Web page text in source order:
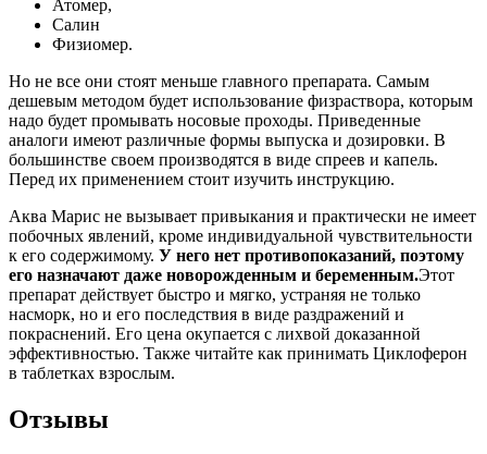
Атомер,
Салин
Физиомер.
Но не все они стоят меньше главного препарата. Самым
дешевым методом будет использование физраствора, которым
надо будет промывать носовые проходы. Приведенные
аналоги имеют различные формы выпуска и дозировки. В
большинстве своем производятся в виде спреев и капель.
Перед их применением стоит изучить инструкцию.
Аква Марис не вызывает привыкания и практически не имеет
побочных явлений, кроме индивидуальной чувствительности
к его содержимому. У него нет противопоказаний, поэтому
его назначают даже новорожденным и беременным.Этот
препарат действует быстро и мягко, устраняя не только
насморк, но и его последствия в виде раздражений и
покраснений. Его цена окупается с лихвой доказанной
эффективностью. Также читайте как принимать Циклоферон
в таблетках взрослым.
Отзывы